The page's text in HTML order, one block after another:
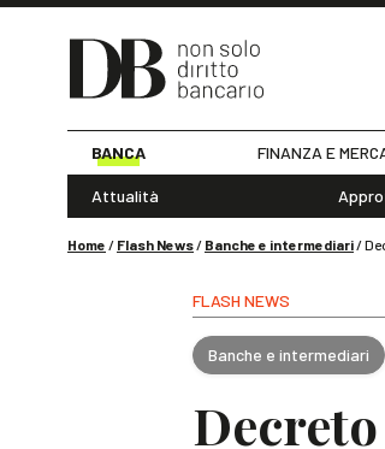
BANCA FINANZA E
Attualità
Home / Flash News/ Banche e intermediari/
FLASH NEWS
Banche e intermediari